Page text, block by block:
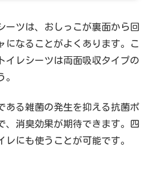
ーツは、おしっこが裏面から回
になることがよくあります。こ
イレシーツは両面吸収タイプの
。
ある雑菌の発生を抑える抗菌ポ
、消臭効果が期待できます。四
にも使うことが可能です。